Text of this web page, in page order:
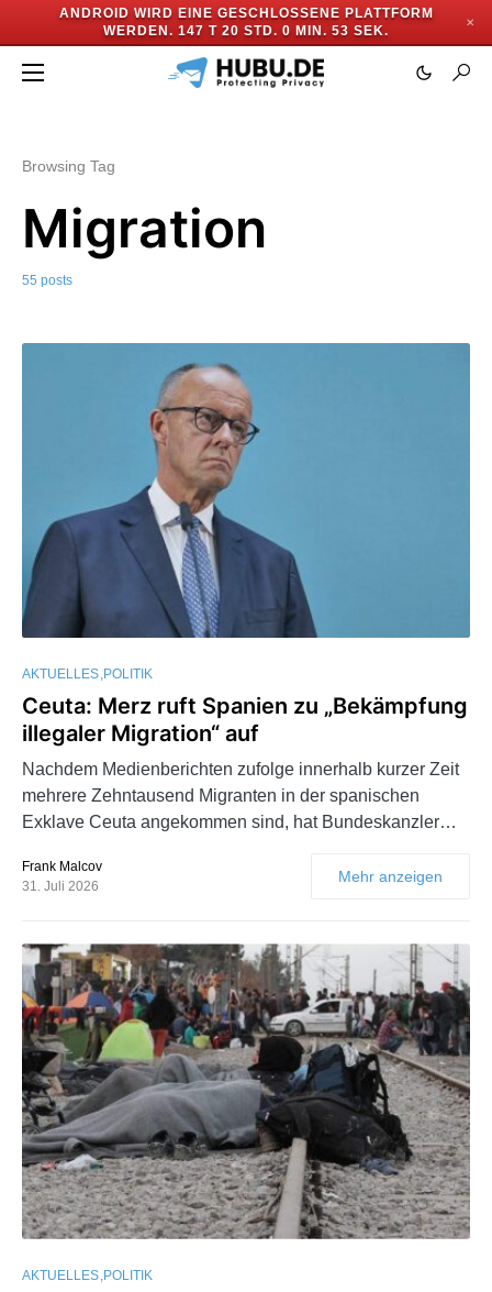
ANDROID WIRD EINE GESCHLOSSENE PLATTFORM
WERDEN. 147 T 20 STD. 0 MIN. 50 SEK.
✕
Browsing Tag
Migration
55 posts
AKTUELLES POLITIK
Ceuta: Merz ruft Spanien zu „Bekämpfung
illegaler Migration“ auf
Nachdem Medienberichten zufolge innerhalb kurzer Zeit
mehrere Zehntausend Migranten in der spanischen
Exklave Ceuta angekommen sind, hat Bundeskanzler…
Frank Malcov
31. Juli 2026
Mehr anzeigen
AKTUELLES POLITIK